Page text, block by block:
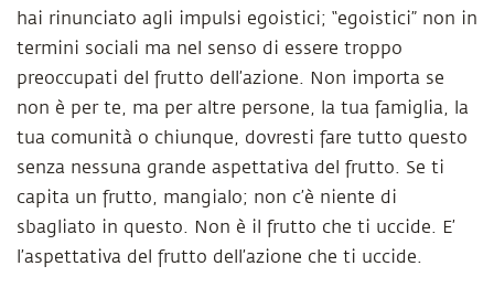
hai rinunciato agli impulsi egoistici; “egoistici” non in
termini sociali ma nel senso di essere troppo
preoccupati del frutto dell’azione. Non importa se
non è per te, ma per altre persone, la tua famiglia, la
tua comunità o chiunque, dovresti fare tutto questo
senza nessuna grande aspettativa del frutto. Se ti
capita un frutto, mangialo; non c’è niente di
sbagliato in questo. Non è il frutto che ti uccide. E’
l’aspettativa del frutto dell’azione che ti uccide.